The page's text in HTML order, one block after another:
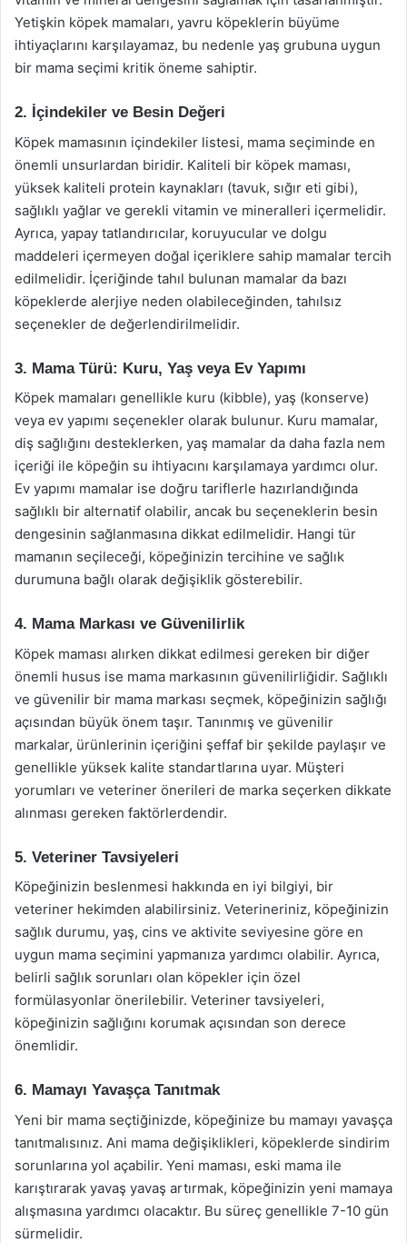
Yetişkin köpek mamaları, yavru köpeklerin büyüme
ihtiyaçlarını karşılayamaz, bu nedenle yaş grubuna uygun
bir mama seçimi kritik öneme sahiptir.
2. İçindekiler ve Besin Değeri
Köpek mamasının içindekiler listesi, mama seçiminde en
önemli unsurlardan biridir. Kaliteli bir köpek maması,
yüksek kaliteli protein kaynakları (tavuk, sığır eti gibi),
sağlıklı yağlar ve gerekli vitamin ve mineralleri içermelidir.
Ayrıca, yapay tatlandırıcılar, koruyucular ve dolgu
maddeleri içermeyen doğal içeriklere sahip mamalar tercih
edilmelidir. İçeriğinde tahıl bulunan mamalar da bazı
köpeklerde alerjiye neden olabileceğinden, tahılsız
seçenekler de değerlendirilmelidir.
3. Mama Türü: Kuru, Yaş veya Ev Yapımı
Köpek mamaları genellikle kuru (kibble), yaş (konserve)
veya ev yapımı seçenekler olarak bulunur. Kuru mamalar,
diş sağlığını desteklerken, yaş mamalar da daha fazla nem
içeriği ile köpeğin su ihtiyacını karşılamaya yardımcı olur.
Ev yapımı mamalar ise doğru tariflerle hazırlandığında
sağlıklı bir alternatif olabilir, ancak bu seçeneklerin besin
dengesinin sağlanmasına dikkat edilmelidir. Hangi tür
mamanın seçileceği, köpeğinizin tercihine ve sağlık
durumuna bağlı olarak değişiklik gösterebilir.
4. Mama Markası ve Güvenilirlik
Köpek maması alırken dikkat edilmesi gereken bir diğer
önemli husus ise mama markasının güvenilirliğidir. Sağlıklı
ve güvenilir bir mama markası seçmek, köpeğinizin sağlığı
açısından büyük önem taşır. Tanınmış ve güvenilir
markalar, ürünlerinin içeriğini şeffaf bir şekilde paylaşır ve
genellikle yüksek kalite standartlarına uyar. Müşteri
yorumları ve veteriner önerileri de marka seçerken dikkate
alınması gereken faktörlerdendir.
5. Veteriner Tavsiyeleri
Köpeğinizin beslenmesi hakkında en iyi bilgiyi, bir
veteriner hekimden alabilirsiniz. Veterineriniz, köpeğinizin
sağlık durumu, yaş, cins ve aktivite seviyesine göre en
uygun mama seçimini yapmanıza yardımcı olabilir. Ayrıca,
belirli sağlık sorunları olan köpekler için özel
formülasyonlar önerilebilir. Veteriner tavsiyeleri,
köpeğinizin sağlığını korumak açısından son derece
önemlidir.
6. Mamayı Yavaşça Tanıtmak
Yeni bir mama seçtiğinizde, köpeğinize bu mamayı yavaşça
tanıtmalısınız. Ani mama değişiklikleri, köpeklerde sindirim
sorunlarına yol açabilir. Yeni maması, eski mama ile
karıştırarak yavaş yavaş artırmak, köpeğinizin yeni mamaya
alışmasına yardımcı olacaktır. Bu süreç genellikle 7-10 gün
sürmelidir.